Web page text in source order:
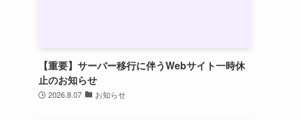
【重要】サーバー移行に伴うWebサイト一時休
止のお知らせ
2026.8.07 お知らせ